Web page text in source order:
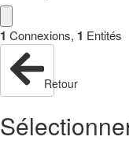
1 Connexions, 1 Entités
Retour